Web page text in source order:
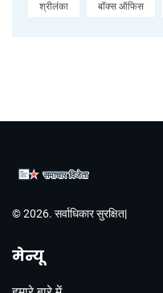
श्रीलंका बॉक्स ऑफिस
© 2026. सर्वाधिकार सुरक्षित|
मेन्यू